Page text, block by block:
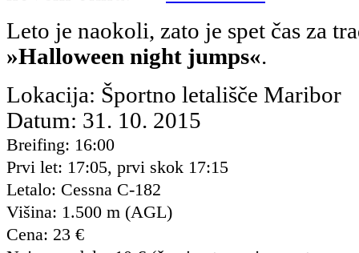
Leto je naokoli, zato je spet čas za
»Halloween night jumps«.
Lokacija: Športno letališče Maribor
Datum: 31. 10. 2015
Breifing: 16:00
Prvi let: 17:05, prvi skok 17:15
Letalo: Cessna C-182
Višina: 1.500 m (AGL)
Cena: 23 €